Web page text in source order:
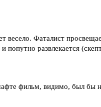
весело. Фаталист
попутно развлекается
фильм, видимо, был бы